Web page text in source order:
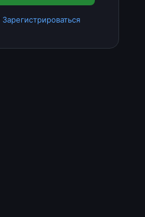
Зарегистрироваться